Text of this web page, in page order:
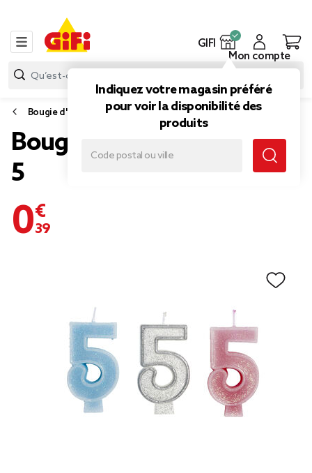
GIFI
Indiquez votre magasin préféré
pour voir la disponibilité des
produits
Mon compte
Bougie d'anniversaire
Bougie anniversaire chiffre
5
0,39 €